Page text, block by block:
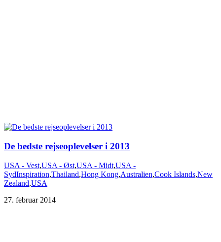
De bedste rejseoplevelser i 2013
USA - Vest,USA - Øst,USA - Midt,USA -
SydInspiration,Thailand,Hong Kong,Australien,Cook Islands,New
Zealand,USA
27. februar 2014